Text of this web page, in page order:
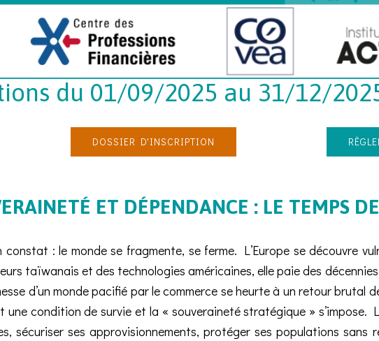
du 01/09/2025 au 31/12/
DOSSIER D'INSCRIPTION
ET DÉPENDANCE : LE TEMPS
constat : le monde se fragmente, se ferme. L’Europe se découvre
taïwanais et des technologies américaines, elle paie des
d’un monde pacifié par le commerce se heurte à un retour brutal
une condition de survie et la « souveraineté stratégique » s’impose.
sécuriser ses approvisionnements, protéger ses populations sans